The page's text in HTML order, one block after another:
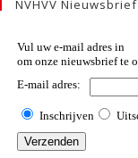
NVHVV Nieuwsbrief